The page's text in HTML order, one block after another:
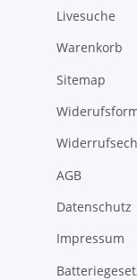
Livesuche
Warenkorb
Sitemap
AGB
Datenschutz
Impressum